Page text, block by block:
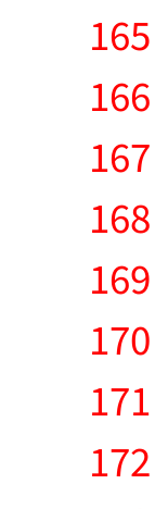
165
166
167
168
169
170
171
172